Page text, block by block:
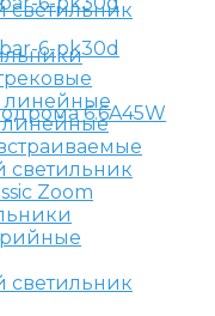
6.6A45W